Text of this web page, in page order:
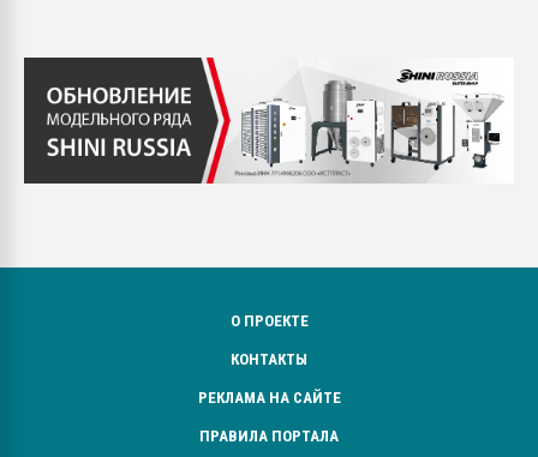
О ПРОЕКТЕ
КОНТАКТЫ
РЕКЛАМА НА САЙТЕ
ПРАВИЛА ПОРТАЛА